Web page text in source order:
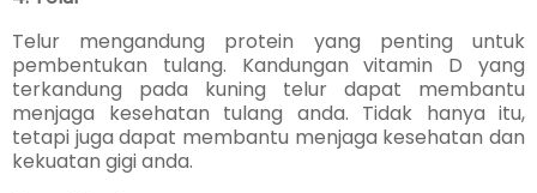
Telur mengandung protein yang penting untuk
pembentukan tulang. Kandungan vitamin D yang
terkandung pada kuning telur dapat membantu
menjaga kesehatan tulang anda. Tidak hanya itu,
tetapi juga dapat membantu menjaga kesehatan dan
kekuatan gigi anda.